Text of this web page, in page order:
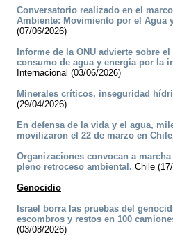
Conversatorio realizado en el
Ambiente: Movimiento por el Agua
(07/06/2026)
Informe de la ONU advierte sobre
consumo de agua y energía por la
Internacional (03/06/2026)
Minerales críticos, inseguridad
(29/04/2026)
En defensa de la vida y el agua,
movilizaron el 22 de marzo en
Organizaciones convocan a
pleno retroceso ambiental. Chile
Genocidio
Israel borra las pruebas del
escombros y restos en 100
(03/08/2026)